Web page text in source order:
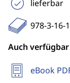
lieferbar
978-3-16-
Auch
eBook